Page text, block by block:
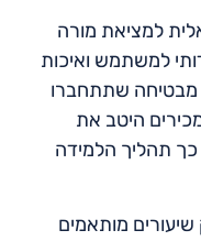
למציאת מורה
למשתמש ואיכות
מבטיחה שתתחברו
היטב את
כך תהליך הלמידה
מותאמים